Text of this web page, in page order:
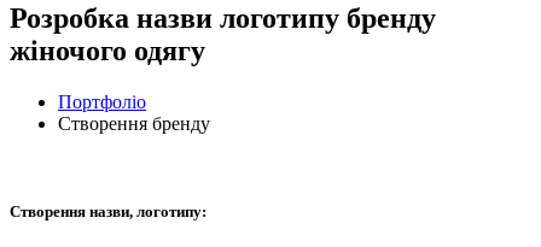
Розробка назви логотипу бренду
жіночого одягу
Портфоліо
Створення бренду
Створення назви, логотипу: